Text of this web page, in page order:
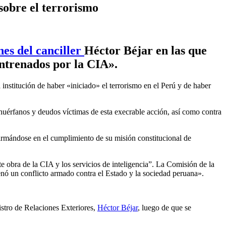
el terrorismo
del canciller Héctor Béjar en las que
por la CIA».
institución de haber «iniciado» el terrorismo en el Perú y de haber
y deudos víctimas de esta execrable acción, así como contra
en el cumplimiento de su misión constitucional de
obra de la CIA y los servicios de inteligencia”. La Comisión de la
un conflicto armado contra el Estado y la sociedad peruana».
de Relaciones Exteriores, Héctor Béjar, luego de que se